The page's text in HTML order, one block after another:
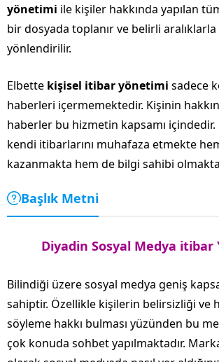
yönetimi ile kişiler hakkında yapılan
bir dosyada toplanır ve belirli
yönlendirilir.
Elbette kişisel itibar yönetimi sadece
haberleri içermemektedir. Kişinin
haberler bu hizmetin kapsamı
kendi itibarlarını muhafaza etmekte
kazanmakta hem de bilgi sahibi
Başlık Metni
Diyadin Sosyal Medya itibar
Bilindiği üzere sosyal medya geniş
sahiptir. Özellikle kişilerin belirsizliği ve
söyleme hakkı bulması yüzünden bu
çok konuda sohbet yapılmaktadır.